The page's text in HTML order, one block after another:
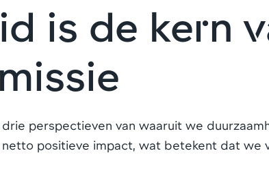
is de kern
perspectieven van waaruit we
positieve impact, wat betekent dat